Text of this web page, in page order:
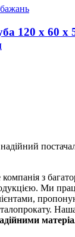
120 x 60 x
з
Ми